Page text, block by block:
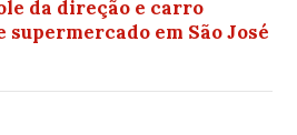
da direção e carro
em São José